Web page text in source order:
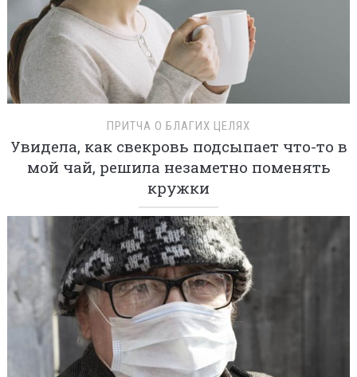
ПРИТЧА О БЛАГИХ ЦЕЛЯХ
Увидела, как свекровь подсыпает что-то в
мой чай, решила незаметно поменять
кружки